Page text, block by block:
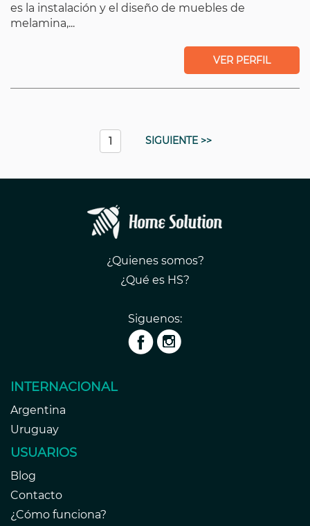
es la instalación y el diseño de muebles de
melamina,...
VER PERFIL
1 SIGUIENTE >>
¿Quienes somos?
¿Qué es HS?
Siguenos:
INTERNACIONAL
Argentina
Uruguay
USUARIOS
Blog
Contacto
¿Cómo funciona?